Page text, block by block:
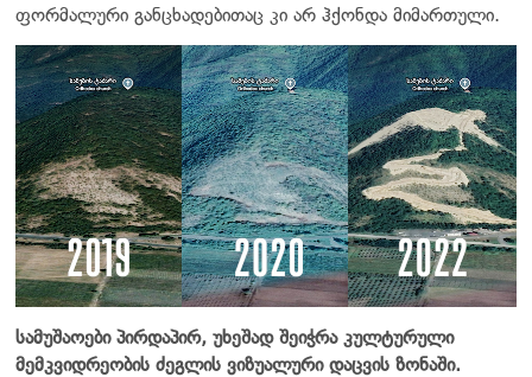
ფორმალური განცხადებითაც კი არ ჰქონდა მიმართული.
სამუშაოები პირდაპირ, უხეშად შეიჭრა კულტურული
მემკვიდრეობის ძეგლის ვიზუალური დაცვის ზონაში.